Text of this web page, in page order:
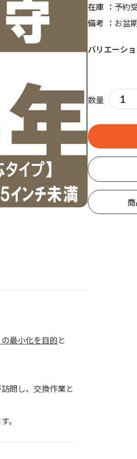
最小化を目的と
問し、交換作業と
。
在庫
予約
備考
お盆
数量